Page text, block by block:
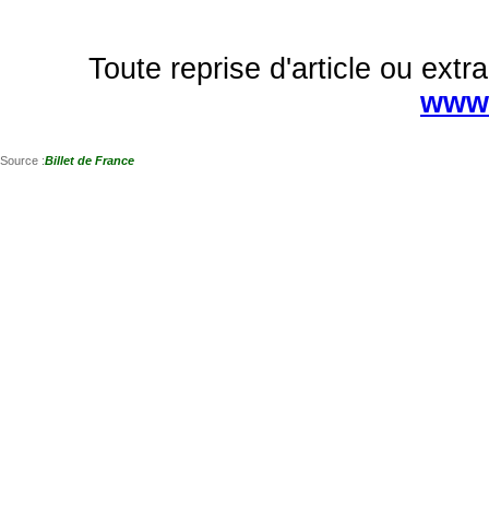
Toute reprise d'article ou
Source :Billet de France